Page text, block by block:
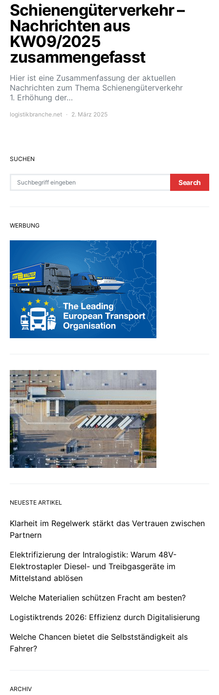
Schienengüterverkehr –
Nachrichten aus
KW09/2025
zusammengefasst
Hier ist eine Zusammenfassung der aktuellen
Nachrichten zum Thema Schienengüterverkehr
1. Erhöhung der…
logistikbranche.net 2. März 2025
SUCHEN
Search
WERBUNG
NEUESTE ARTIKEL
Klarheit im Regelwerk stärkt das Vertrauen zwischen
Partnern
Elektrifizierung der Intralogistik: Warum 48V-
Elektrostapler Diesel- und Treibgasgeräte im
Mittelstand ablösen
Welche Materialien schützen Fracht am besten?
Logistiktrends 2026: Effizienz durch Digitalisierung
Welche Chancen bietet die Selbstständigkeit als
Fahrer?
ARCHIV